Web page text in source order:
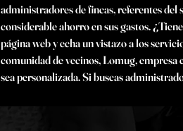
administradores de fincas, referentes
considerable ahorro en sus gastos.
página web y echa un vistazo a los
comunidad de vecinos, Lomug, empresa
sea personalizada. Si buscas